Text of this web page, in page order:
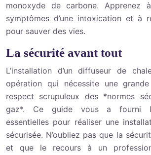
monoxyde de carbone. Apprenez
symptômes d’une intoxication et à
pour sauver des vies.
La sécurité avant tout
L’installation d’un diffuseur de
opération qui nécessite une
respect scrupuleux des *normes
gaz*. Ce guide vous a fourni
essentielles pour réaliser une
sécurisée. N’oubliez pas que la
et que le recours à un